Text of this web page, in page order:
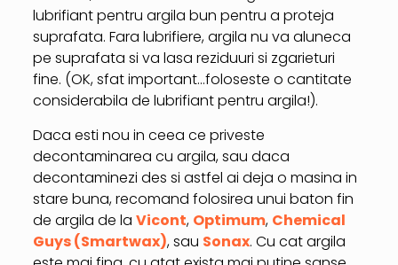
lubrifiant pentru argila bun pentru a proteja
suprafata. Fara lubrifiere, argila nu va aluneca
pe suprafata si va lasa reziduuri si zgarieturi
fine. (OK, sfat important…foloseste o cantitate
considerabila de lubrifiant pentru argila!).
Daca esti nou in ceea ce priveste
decontaminarea cu argila, sau daca
decontaminezi des si astfel ai deja o masina in
stare buna, recomand folosirea unui baton fin
de argila de la Vicont, Optimum, Chemical
Guys (Smartwax), sau Sonax. Cu cat argila